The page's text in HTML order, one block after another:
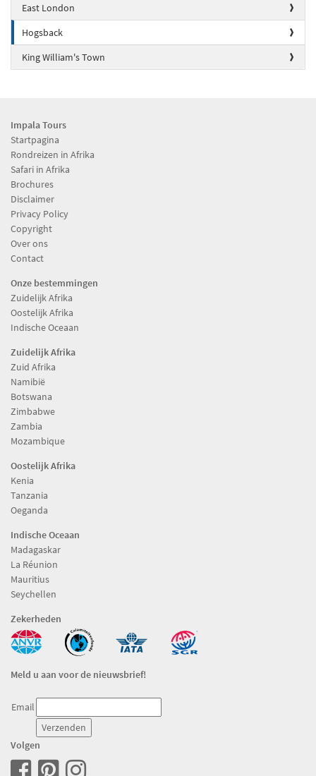
East London
Hogsback
King William's Town
Impala Tours
Startpagina
Rondreizen in Afrika
Safari in Afrika
Brochures
Disclaimer
Privacy Policy
Copyright
Over ons
Contact
Onze bestemmingen
Zuidelijk Afrika
Oostelijk Afrika
Indische Oceaan
Zuidelijk Afrika
Zuid Afrika
Namibië
Botswana
Zimbabwe
Zambia
Mozambique
Oostelijk Afrika
Kenia
Tanzania
Oeganda
Indische Oceaan
Madagaskar
La Réunion
Mauritius
Seychellen
Zekerheden
Meld u aan voor de nieuwsbrief!
Email
Volgen